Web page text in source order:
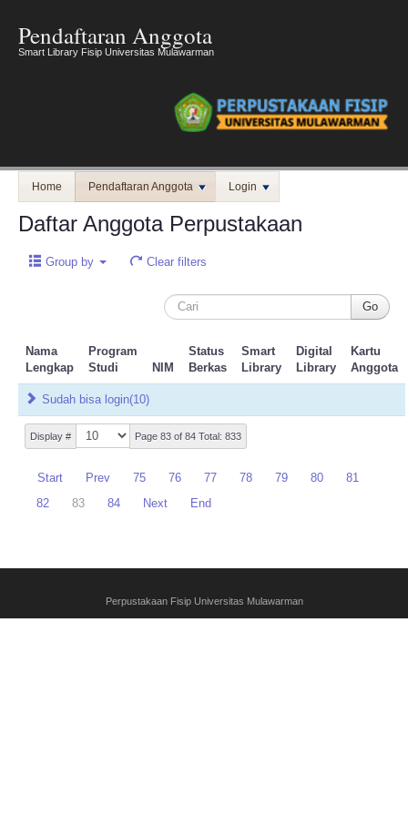
Pendaftaran Anggota
Smart Library Fisip Universitas Mulawarman
Home Pendaftaran Anggota Login
Daftar Anggota Perpustakaan
Group by Clear filters
Nama
Lengkap
Program
Studi
NIM
Status
Berkas
Smart
Library
Digital
Library
Kartu
Anggota
Display # Page 83 of 84 Total: 833
Start Prev 75 76 77 78 79 80
81
82
83 84 Next End
Sudah bisa login(10)
Perpustakaan Fisip Universitas Mulawarman